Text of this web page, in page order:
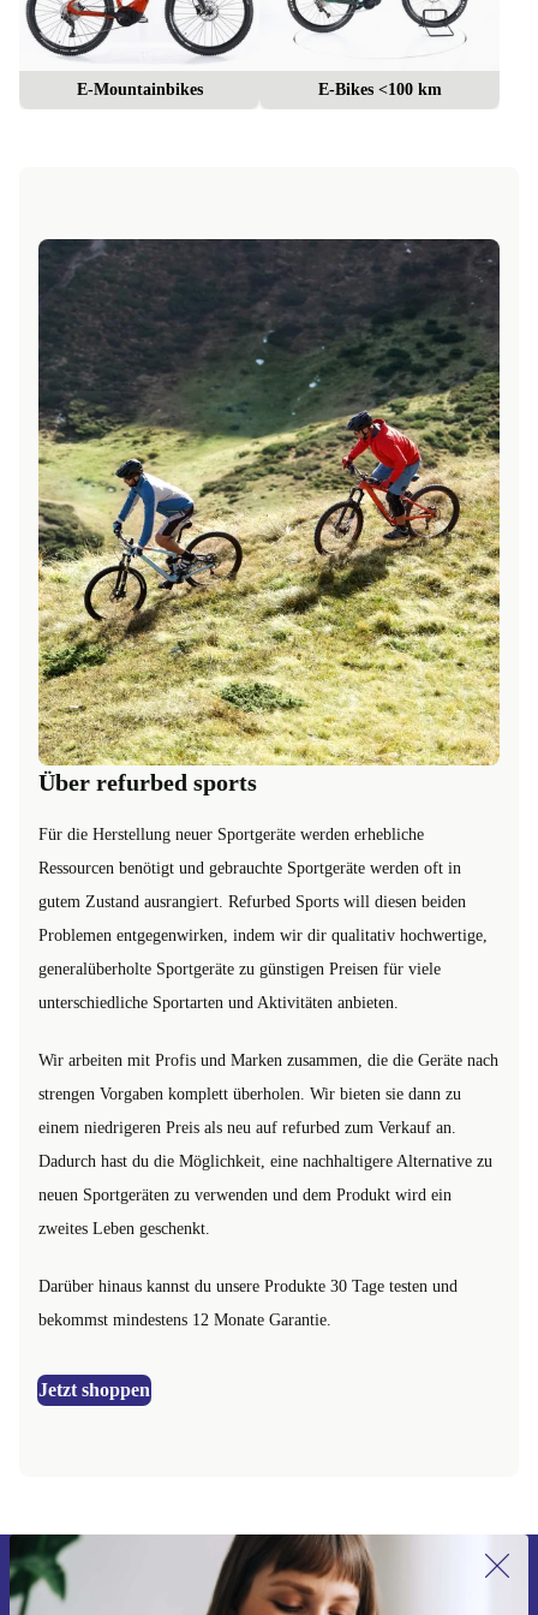
E-Mountainbikes E-Bikes <100 km
Über refurbed sports
Für die Herstellung neuer Sportgeräte werden erhebliche
Ressourcen benötigt und gebrauchte Sportgeräte werden oft in
gutem Zustand ausrangiert. Refurbed Sports will diesen beiden
Problemen entgegenwirken, indem wir dir qualitativ hochwertige,
generalüberholte Sportgeräte zu günstigen Preisen für viele
unterschiedliche Sportarten und Aktivitäten anbieten.
Wir arbeiten mit Profis und Marken zusammen, die die Geräte nach
strengen Vorgaben komplett überholen. Wir bieten sie dann zu
einem niedrigeren Preis als neu auf refurbed zum Verkauf an.
Dadurch hast du die Möglichkeit, eine nachhaltigere Alternative zu
neuen Sportgeräten zu verwenden und dem Produkt wird ein
zweites Leben geschenkt.
Darüber hinaus kannst du unsere Produkte 30 Tage testen und
bekommst mindestens 12 Monate Garantie.
Jetzt shoppen
Erstmals zum Newsletter anmelden,